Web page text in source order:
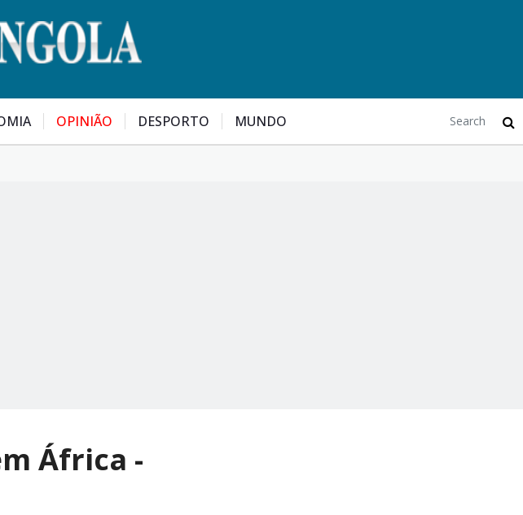
OPINIÃO DESPORTO MUNDO
África -